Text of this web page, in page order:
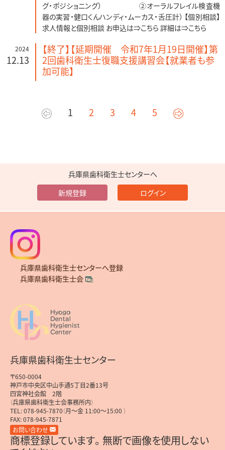
グ・ポジショニング） ②オーラルフレイル検査機
器の実習・健口くんハンディ・ムーカス・舌圧計） 【個別相談】
求人情報と個別相談 お申込は⇒こちら 詳細は⇒こちら
2024
12.13
【終了】【延期開催 令和7年1月19日開催】第
2回歯科衛生士復職支援講習会【就業者も参
加可能】
1 2 3 4 5
兵庫県歯科衛生士センターへ
新規登録
ログイン
兵庫県歯科衛生士センターへ登録
兵庫県歯科衛生士会
兵庫県歯科衛生士センター
〒650-0004
神戸市中央区中山手通5丁目2番13号
四宮神社会館 2階
（兵庫県歯科衛生士会事務所内）
TEL: 078-945-7870（月～金 11:00～15:00 ）
FAX: 078-945-7871
お問い合わせ
商標登録しています。無断で画像を使用しない